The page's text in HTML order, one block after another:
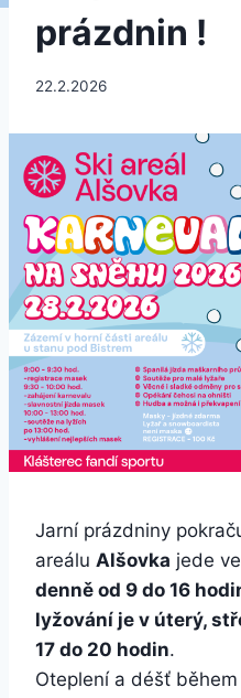
prázdnin !
22.2.2026
Jarní prázdniny
areálu Alšovka jede
denně od 9 do 16
lyžování je v úterý,
17 do 20 hodin.
Oteplení a déšť